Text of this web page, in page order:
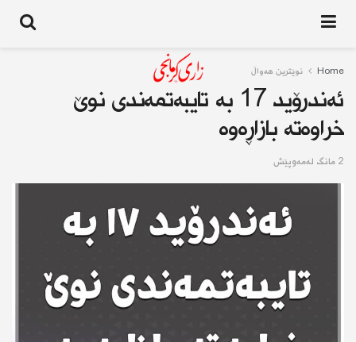
Home نوێترین هەواڵ
ئەندرۆید 17 بە تایبەتمەندی نوێ
خراوەتە بازاڕەوە
2 مانگ له‌مه‌وپێش